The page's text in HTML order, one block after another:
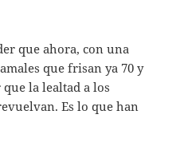
que ahora, con una
que frisan ya 70 y
la lealtad a los
Es lo que han